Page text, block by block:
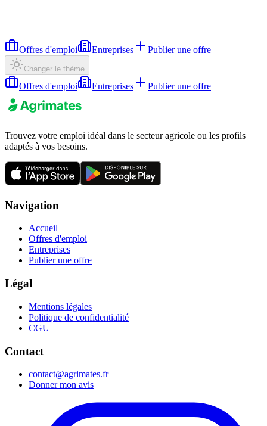
Offres d'emploi Entreprises Publier une offre
Changer le thème
Offres d'emploi Entreprises Publier une offre
Trouvez votre emploi idéal dans le secteur agricole ou les profils
adaptés à vos besoins.
Navigation
Accueil
Offres d'emploi
Entreprises
Publier une offre
Légal
Mentions légales
Politique de confidentialité
CGU
Contact
contact@agrimates.fr
Donner mon avis